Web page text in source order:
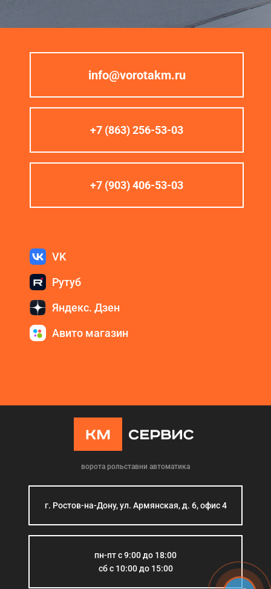
info@vorotakm.ru
+7 (863) 256-53-03
+7 (903) 406-53-03
VK
Рутуб
Яндекс. Дзен
Авито магазин
ворота рольставни автоматика
г. Ростов-на-Дону, ул. Армянская, д. 6, офис 4
пн-пт с 9:00 до 18:00
сб с 10:00 до 15:00